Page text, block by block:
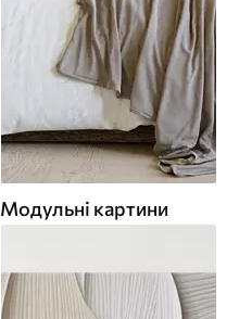
Модульні картини